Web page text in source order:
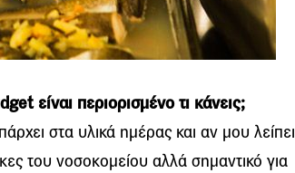
είναι περιορισμένο τι κάνεις;
στα υλικά ημέρας και αν μου λείπει
του νοσοκομείου αλλά σημαντικό για